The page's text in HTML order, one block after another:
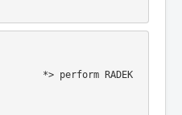
*> perform RADEK